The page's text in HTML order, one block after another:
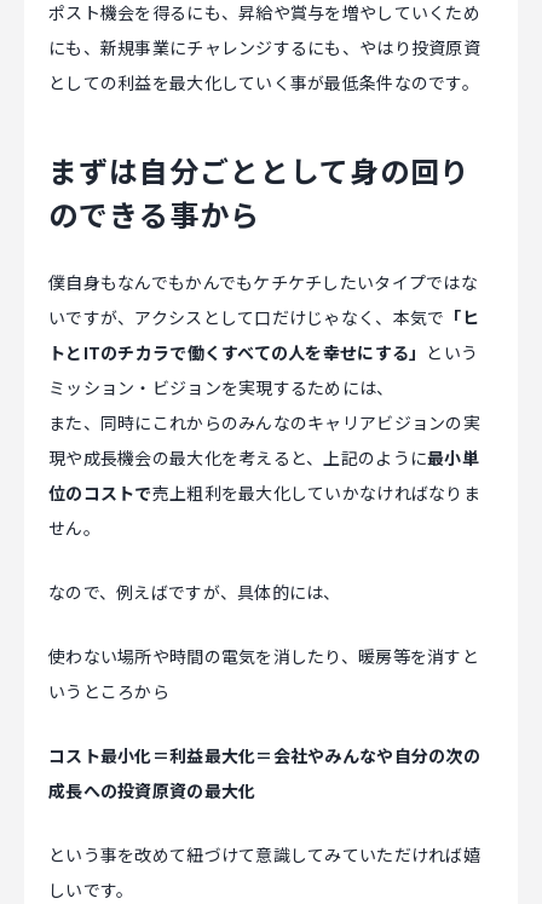
ポスト機会を得るにも、昇給や賞与を増やしていくため
にも、新規事業にチャレンジするにも、やはり投資原資
としての利益を最大化していく事が最低条件なのです。
まずは自分ごととして身の回り
のできる事から
僕自身もなんでもかんでもケチケチしたいタイプではな
いですが、アクシスとして口だけじゃなく、本気で 「ヒ
トとITのチカラで働くすべての人を幸せにする」 という
ミッション・ビジョンを実現するためには、
また、同時にこれからのみんなのキャリアビジョンの実
現や成長機会の最大化を考えると、上記のように最小単
位のコストで売上粗利を最大化していかなければなりま
せん。
なので、例えばですが、具体的には、
使わない場所や時間の電気を消したり、暖房等を消すと
いうところから
コスト最小化＝利益最大化＝会社やみんなや自分の次の
成長への投資原資の最大化
という事を改めて紐づけて意識してみていただければ嬉
しいです。